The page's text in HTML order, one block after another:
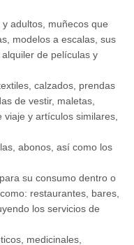
adultos, muñecos que
modelos a escalas, sus
de películas y
calzados, prendas
de vestir, maletas,
viaje y artículos similares,
abonos, así como los
su consumo dentro o
restaurantes, bares,
los servicios de
medicinales,